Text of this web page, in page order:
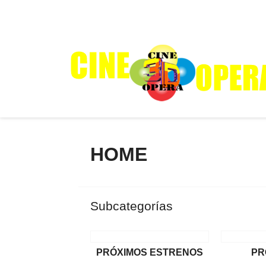
HOME
Subcategorías
PRÓXIMOS ESTRENOS